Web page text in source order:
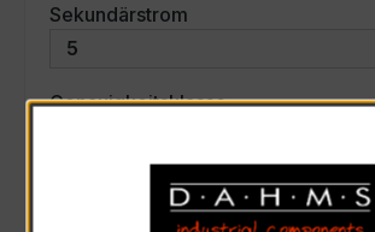
Sekundärstrom
Genauigkeitsklasseauswählen
Scheinleistung (VA)auswählen